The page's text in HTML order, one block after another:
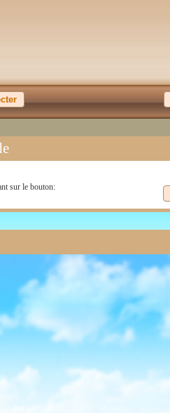
sur le bouton: